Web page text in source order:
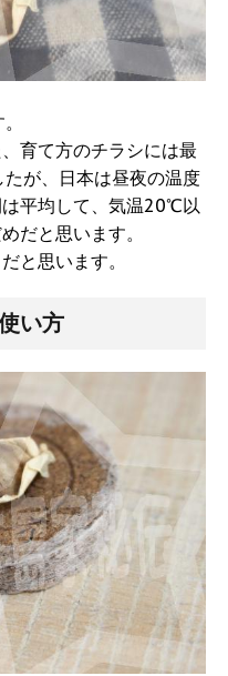
育て方のチラシには最
が、日本は昼夜の温度
平均して、気温20℃以
だと思います。
と思います。
い方